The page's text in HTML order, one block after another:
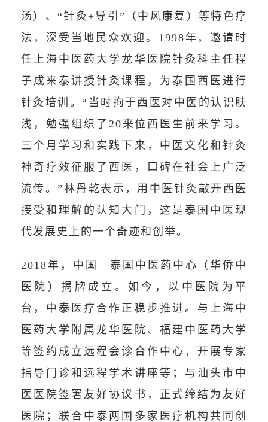
汤）、“针灸+导引”（中风康复）等特色疗
法，深受当地民众欢迎。1998年，邀请时
任上海中医药大学龙华医院针灸科主任程
子成来泰讲授针灸课程，为泰国西医进行
针灸培训。“当时拘于西医对中医的认识肤
浅，勉强组织了20来位西医生前来学习。
三个月学习和实践下来，中医文化和针灸
神奇疗效征服了西医，口碑在社会上广泛
流传。”林丹乾表示，用中医针灸敲开西医
接受和理解的认知大门，这是泰国中医现
代发展史上的一个奇迹和创举。
2018年，中国—泰国中医药中心（华侨中
医院）揭牌成立。如今，以中医院为平
台，中泰医疗合作正稳步推进。与上海中
医药大学附属龙华医院、福建中医药大学
等签约成立远程会诊合作中心，开展专家
指导门诊和远程学术讲座等；与汕头市中
医医院签署友好协议书，正式缔结为友好
医院；联合中泰两国多家医疗机构共同创